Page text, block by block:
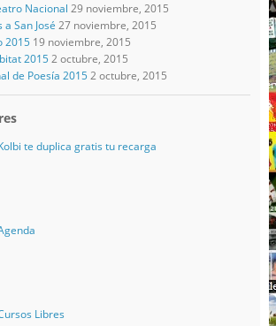
Nacional 29 noviembre, 2015
San José 27 noviembre, 2015
2015 19 noviembre, 2015
2015 2 octubre, 2015
de Poesía 2015 2 octubre, 2015
te duplica gratis tu recarga
Libres